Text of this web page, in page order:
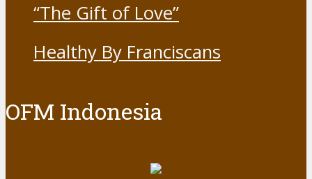
“The Gift of Love”
Healthy By Franciscans
OFM Indonesia